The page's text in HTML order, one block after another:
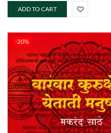
ADD TO CART
-20%